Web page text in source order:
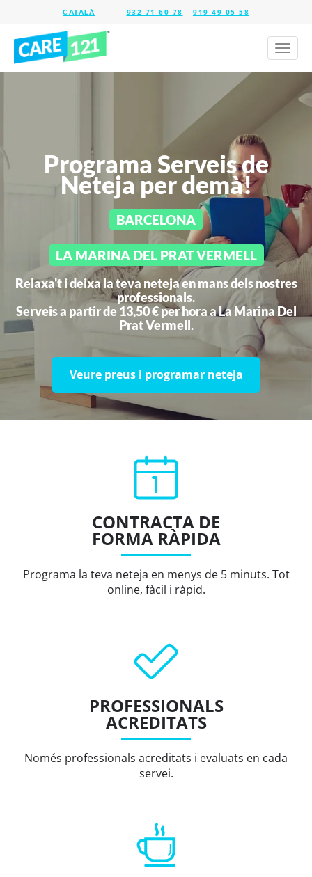
932 71 60 78 919 49 05 58
Toggle
Programa Serveis de
Neteja per demà!
BARCELONA
LA MARINA DEL PRAT VERMELL
Relaxa't i deixa la teva neteja en mans dels nostres
professionals.
Serveis a partir de 13,50 € per hora aLa Marina Del
Prat Vermell.
Veure preus i programar neteja
CONTRACTA DE
FORMA RÀPIDA
Programa la teva neteja en menys de 5 minuts. Tot
online, fàcil i ràpid.
PROFESSIONALS
ACREDITATS
Només professionals acreditats i evaluats en cada
servei.